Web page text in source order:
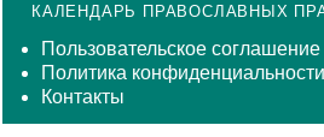
КАЛЕНДАРЬ ПРАВОСЛАВНЫХ
Пользовательское соглашение
Политика конфиденциальности
Контакты